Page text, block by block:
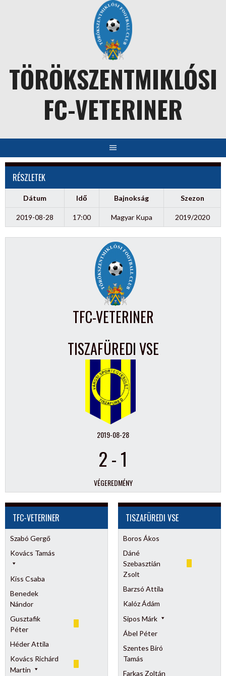
TÖRÖKSZENTMIKLÓSI
FC-VETERINER
RÉSZLETEK
Dátum Idő Bajnokság Szezon
2019-08-28 17:00 Magyar Kupa 2019/2020
TFC-VETERINER
TISZAFÜREDI VSE
2019-08-28
2-1
VÉGEREDMÉNY
TFC-VETERINER
Szabó Gergő
Kovács Tamás
Kiss Csaba
Benedek
Nándor
Gusztafik
Péter
Héder Attila
Kovács Richárd
Martin
TISZAFÜREDI VSE
Boros Ákos
Dáné
Szebasztián
Zsolt
Barzsó Attila
Kalóz Ádám
Sipos Márk
Ábel Péter
Szentes Bíró
Tamás
Farkas Zoltán